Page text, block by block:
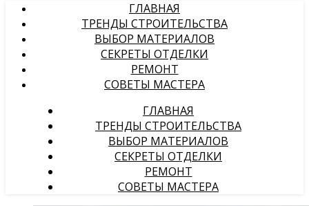
ГЛАВНАЯ
ТРЕНДЫ СТРОИТЕЛЬСТВА
ВЫБОР МАТЕРИАЛОВ
СЕКРЕТЫ ОТДЕЛКИ
РЕМОНТ
СОВЕТЫ МАСТЕРА
ГЛАВНАЯ
ТРЕНДЫ СТРОИТЕЛЬСТВА
ВЫБОР МАТЕРИАЛОВ
СЕКРЕТЫ ОТДЕЛКИ
РЕМОНТ
СОВЕТЫ МАСТЕРА